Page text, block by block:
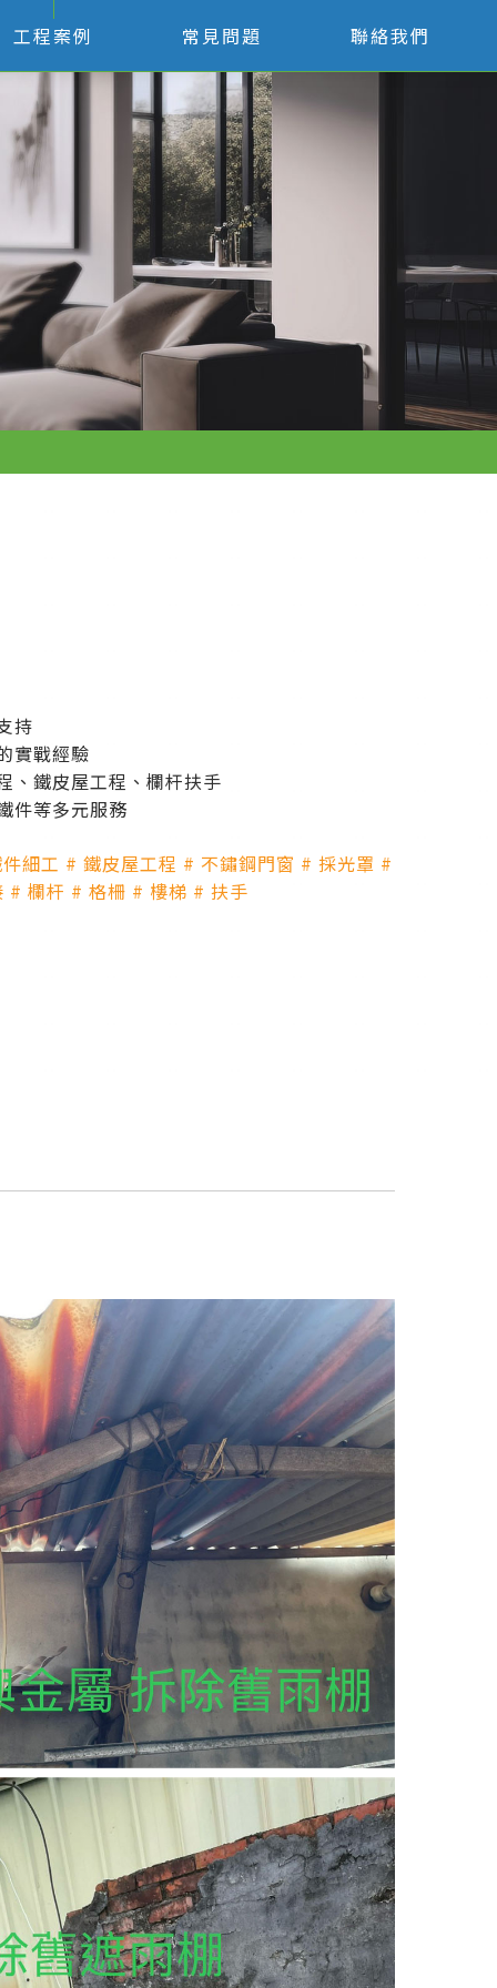
工程案例 常見問題 聯絡我們
持
實戰經驗
、鐵皮屋工程、欄杆扶手
件等多元服務
細工 # 鐵皮屋工程 # 不鏽鋼門窗 # 採光罩 #
# 欄杆 # 格柵 # 樓梯 # 扶手